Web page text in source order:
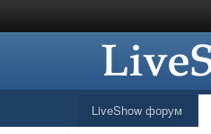
LiveShow форум